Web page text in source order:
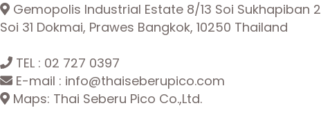
Gemopolis Industrial Estate 8/13 Soi Sukhapiban 2
Soi 31 Dokmai, Prawes Bangkok, 10250 Thailand
TEL : 02 727 0397
E-mail : info@thaiseberupico.com
Maps: Thai Seberu Pico Co.,Ltd.